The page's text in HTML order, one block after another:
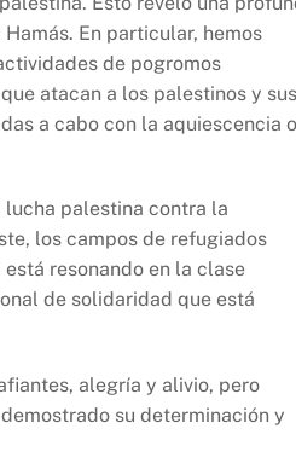
En particular, hemos
de pogromos
atacan a los palestinos y sus
a cabo con la aquiescencia
lucha palestina contra la
los campos de refugiados
resonando en la clase
de solidaridad que está
alegría y alivio, pero
su determinación y